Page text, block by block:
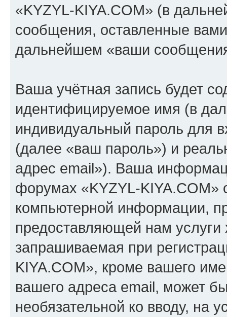
«KYZYL-KIYA.COM» (в
сообщения, оставленные
дальнейшем «ваши
Ваша учётная запись будет
идентифицируемое имя (в
индивидуальный пароль для
(далее «ваш пароль») и
адрес email»). Ваша
форумах «KYZYL-KIYA.COM»
компьютерной информации,
предоставляющей нам
запрашиваемая при
KIYA.COM», кроме вашего
вашего адреса email, может
необязательной ко вводу, на